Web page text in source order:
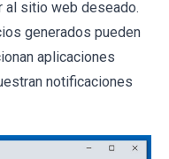
al sitio web deseado.
generados pueden
aplicaciones
notificaciones